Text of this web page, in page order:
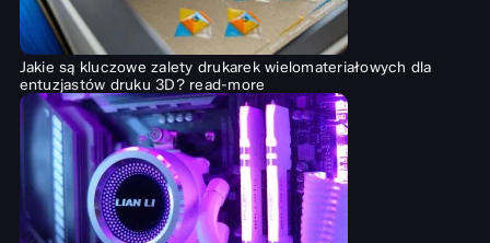
Jakie są kluczowe zalety drukarek wielomateriałowych dla
entuzjastów druku 3D? read-more